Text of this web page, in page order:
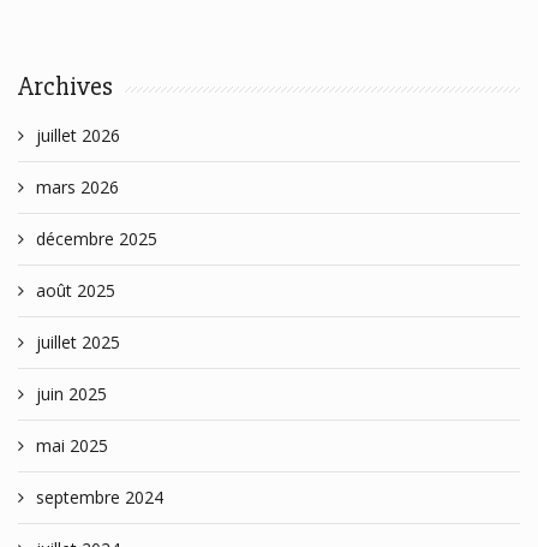
Archives
juillet 2026
mars 2026
décembre 2025
août 2025
juillet 2025
juin 2025
mai 2025
septembre 2024